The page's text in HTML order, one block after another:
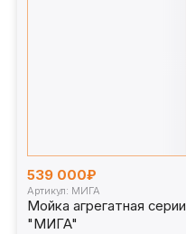
539 000₽
Артикул: МИГА
Мойка агрегатная серии
"МИГА"